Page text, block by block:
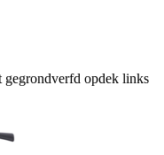
opdek links